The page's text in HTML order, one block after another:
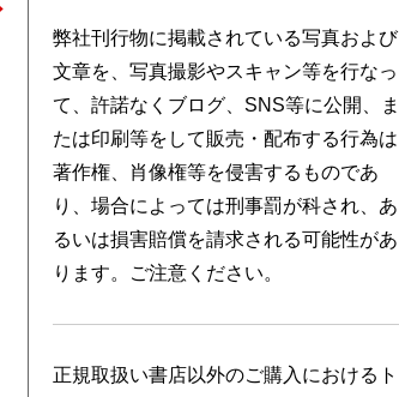
弊社刊行物に掲載されている写真および
文章を、写真撮影やスキャン等を行なっ
て、許諾なくブログ、SNS等に公開、ま
たは印刷等をして販売・配布する行為は
著作権、肖像権等を侵害するものであ
り、場合によっては刑事罰が科され、あ
るいは損害賠償を請求される可能性があ
ります。ご注意ください。
正規取扱い書店以外のご購入におけるト